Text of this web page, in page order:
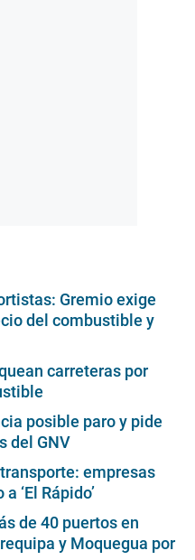
Gremio exige
del combustible y
carreteras por
posible paro y pide
del GNV
empresas
‘El Rápido’
de 40 puertos en
y Moquegua por